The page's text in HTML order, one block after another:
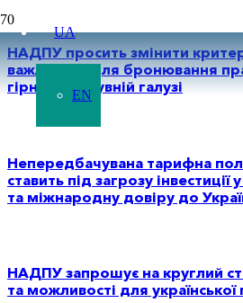
UA
EN
НАДПУ просить змінити
важливих» для бронювання
гірничодобувній галузі
Непередбачувана тарифна
ставить під загрозу інвестиції
та міжнародну довіру до
НАДПУ запрошує на круглий
та можливості для